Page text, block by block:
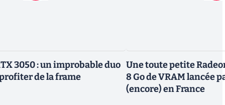
3050 : un improbable duo
de la frame
Une toute petite
8 Go de VRAM lancée
(encore) en France